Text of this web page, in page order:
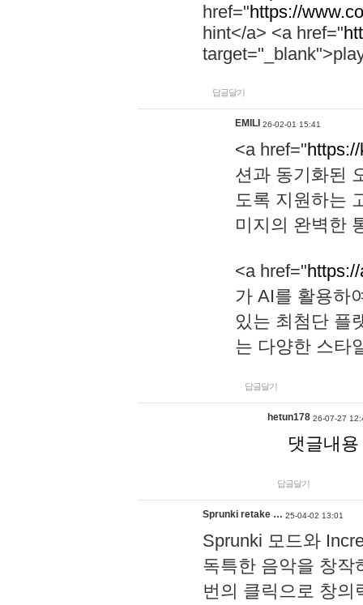
href="https://
hint</a> <a href="
답글달기
EMILI 26-02-01 15:41
<a href="
션과 동기화된
도록 지원하는
미지의 완벽한
<a href="
가 AI를 활용하
있는 최첨단 플
는 다양한 스타
답글달기
hetun178 26-07-27
댓글내
답글달기
Sprunki retake … 25-04-02 13:01
Sprunki 모드와
독특한 음악을 창작
번의 클릭으로 창의